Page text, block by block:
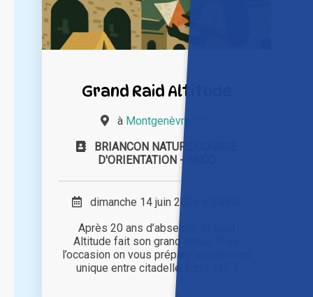
Grand Raid Altitude
à Montgenèvre (05)
BRIANCON NATURE COURSE
D'ORIENTATION - BNCO
dimanche 14 juin 2026 à 00h00
Après 20 ans d’absence, le Raid
Altitude fait son grand retour. Pour
l’occasion on vous prépare un parcours
unique entre citadelle, forts et [...]